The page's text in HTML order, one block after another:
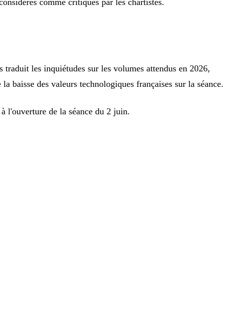
traduit les inquiétudes sur les volumes attendus en 2026,
la baisse des valeurs technologiques françaises sur la séance.
l'ouverture de la séance du 2 juin.